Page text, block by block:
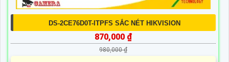
DS-2CE76D0T-ITPFS SẮC NÉT HIKVISION
870,000 ₫
980,000 ₫